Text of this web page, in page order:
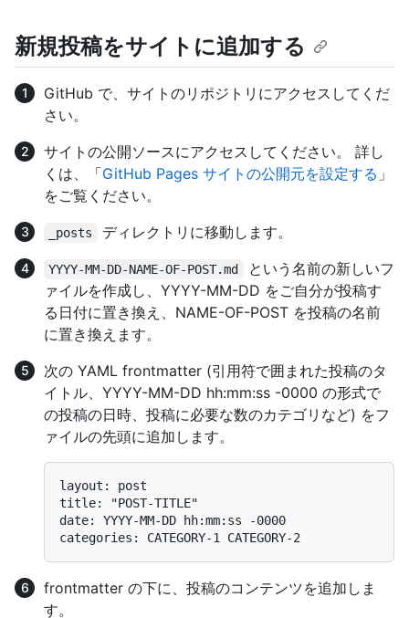
新規投稿をサイトに追加する
GitHub で、サイトのリポジトリにアクセスしてくだ
さい。
サイトの公開ソースにアクセスしてください。 詳し
くは、「GitHub Pages サイトの公開元を設定する 」
をご覧ください。
_posts ディレクトリに移動します。
YYYY-MM-DD-NAME-OF-POST.md
という名前の新しいフ
ァイルを作成し、YYYY-MM-DD をご自分が投稿す
る日付に置き換え、NAME-OF-POST を投稿の名前
に置き換えます。
次の YAML frontmatter (引用符で囲まれた投稿のタ
イトル、YYYY-MM-DD hh:mm:ss -0000 の形式で
の投稿の日時、投稿に必要な数のカテゴリなど) をフ
ァイルの先頭に追加します。
layout: post
title: "POST-TITLE"
date: YYYY-MM-DD hh:mm:ss -0000
frontmatter の下に、投稿のコンテンツを追加しま
す。